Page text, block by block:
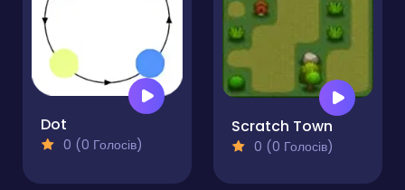
Dot
0 (0 Голосів)
Scratch Town
0 (0 Голосів)